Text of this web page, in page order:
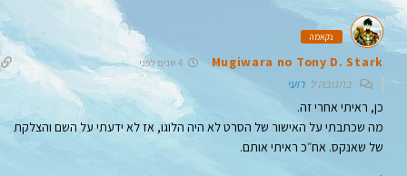
נקאמה
Mugiwara no Tony D. Stark 4 שנים לפני
בתגובה לרועי
כן, ראיתי אחרי זה.
מה שכתבתי על האישור של הסרט לא היה הלוגו, אז לא ידעתי על השם והצלקת
של שאנקס. אח״כ ראיתי אותם.